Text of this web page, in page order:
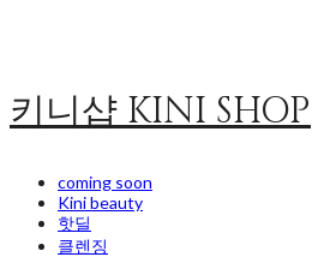
키니샵 KINI SHOP
coming soon
Kini beauty
핫딜
클렌징